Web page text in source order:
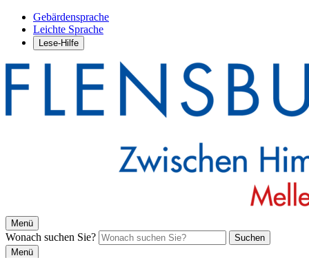
Gebärdensprache
Leichte Sprache
Lese-Hilfe
Menü
Wonach suchen Sie?
Suchen
Menü